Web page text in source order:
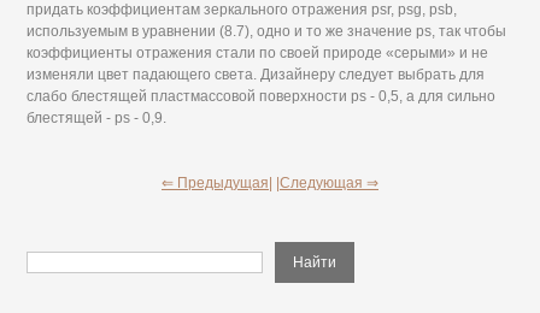
придать коэффициентам зеркального отражения psr, psg, psb,
используемым в уравнении (8.7), одно и то же значение ps, так чтобы
коэффициенты отражения стали по своей природе «серыми» и не
изменяли цвет падающего света. Дизайнеру следует выбрать для
слабо блестящей пластмассовой поверхности ps - 0,5, а для сильно
блестящей - ps - 0,9.
⇐ Предыдущая| |Следующая ⇒